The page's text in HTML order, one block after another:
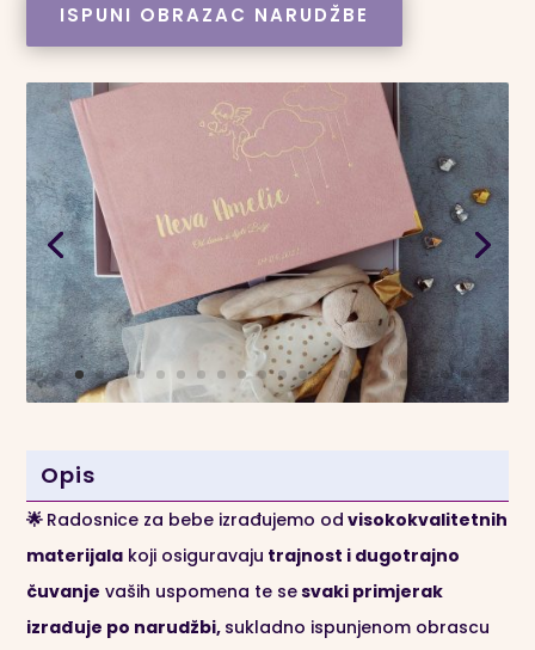
ISPUNI OBRAZAC NARUDŽBE
Opis
🌟 Radosnice za bebe izrađujemo od visokokvalitetnih
materijala koji osiguravaju trajnost i dugotrajno
čuvanje vaših uspomena te sesvaki primjerak
izrađuje po narudžbi, sukladno ispunjenom obrascu